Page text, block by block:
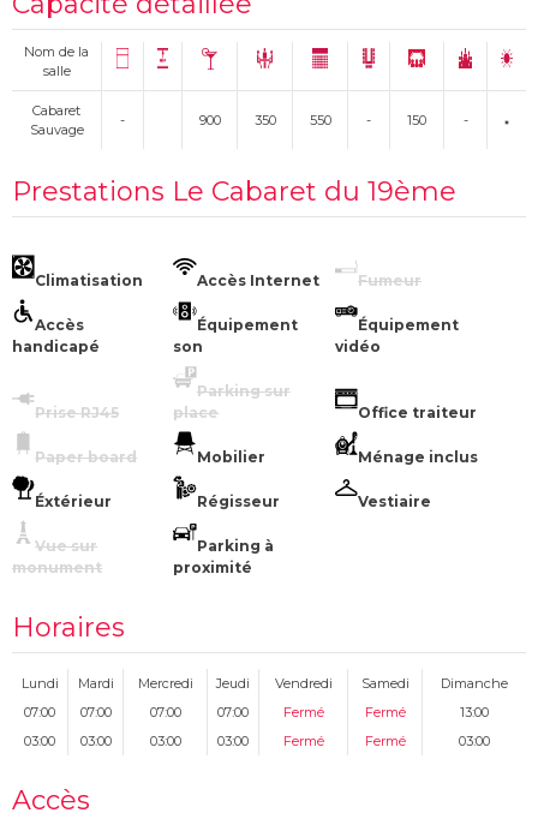
Nom de la
salle
Cabaret
Sauvage
- 900 350 550 - 150 -
Prestations Le Cabaret du 19ème
Climatisation Accès Internet Fumeur
Accès
handicapé
Équipement
son
Équipement
vidéo
Prise RJ45
Parking sur
place
Office traiteur
Paper board Mobilier Ménage inclus
Éxtérieur Régisseur Vestiaire
Vue sur
monument
Parking à
proximité
Horaires
Lundi Mardi Mercredi Jeudi Vendredi Samedi
Dimanche
07:00
07:00 07:00 07:00 Fermé Fermé
13:00
03:00
03:00 03:00 03:00 Fermé Fermé 03:00
Accès